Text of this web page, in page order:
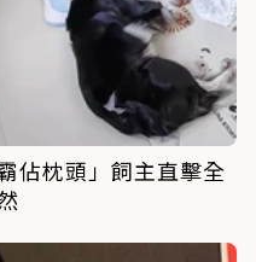
佔枕頭」飼主直擊全